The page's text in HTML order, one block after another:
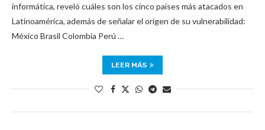
informática, reveló cuáles son los cinco países más atacados en
Latinoamérica, además de señalar el origen de su vulnerabilidad:
México Brasil Colombia Perú …
LEER MÁS